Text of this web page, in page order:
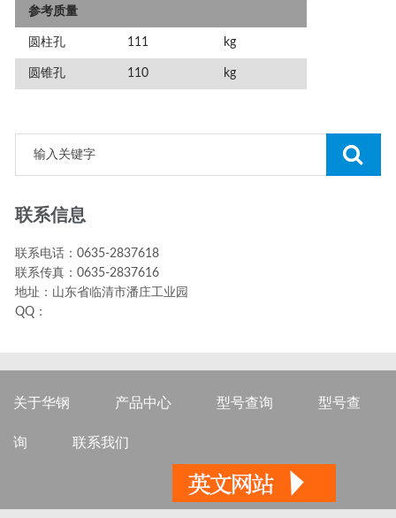
参考质量
圆柱孔 111 kg
圆锥孔 110 kg
联系信息
联系电话：0635-2837618
联系传真：0635-2837616
地址：山东省临清市潘庄工业园
QQ：
关于华钢 产品中心 型号查询 型号查
询 联系我们